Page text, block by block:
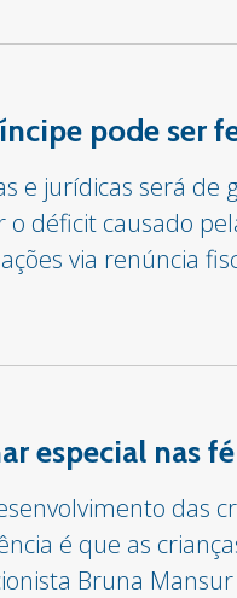
pode ser
e jurídicas será
déficit causado
via renúncia
especial nas
das
é que as
Bruna